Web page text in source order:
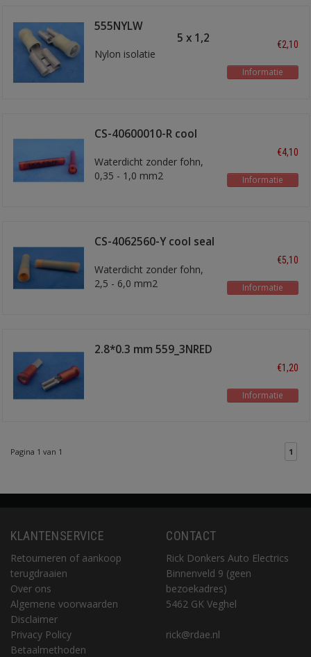
555NYLW
schuifstekker 9,5 x 1,2
Nylon isolatie
€2,10
Informatie
CS-40600010-R cool
Waterdicht zonder fohn,
0,35 - 1,0 mm2
€4,10
Informatie
CS-4062560-Y cool seal
Waterdicht zonder fohn,
2,5 - 6,0 mm2
€5,10
Informatie
2.8*0.3 mm 559_3NRED
€1,20
Informatie
Pagina 1 van 1 1
KLANTENSERVICE
Retourneren of aankoop
terugdraaien
Over ons
Algemene voorwaarden
Disclaimer
Privacy Policy
Betaalmethoden
CONTACT
Rick Donkers Auto Electrics
Binnenveld 9 (geen
bezoekadres)
5462 GK Veghel
rick@rdae.nl